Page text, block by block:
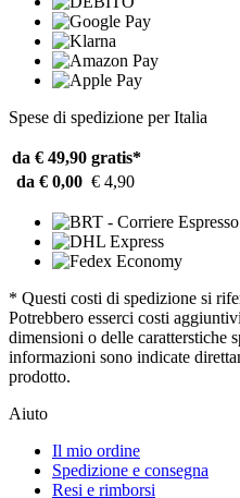
Spese di spedizione per Italia
da € 49,90 gratis*
da € 0,00 € 4,90
* Questi costi di spedizione si
Potrebbero esserci costi
dimensioni o delle caratterstiche
informazioni sono indicate
prodotto.
Aiuto
Il mio ordine
Spedizione e consegna
Resi e rimborsi